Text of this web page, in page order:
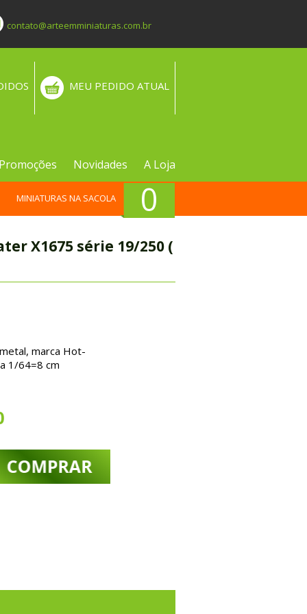
contato@arteemminiaturas.com.br
MEU PEDIDO ATUAL
Promoções Novidades A Loja
0
MINIATURAS NA SACOLA
X1675 série 19/250 (
marca Hot-
1/64=8 cm